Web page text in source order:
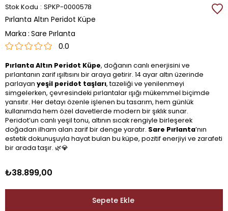
Stok Kodu SPKP-0000578
Pırlanta Altın Peridot Küpe
Marka : Sare Pırlanta
0.0
Pırlanta Altın Peridot Küpe, doğanın canlı enerjisini ve
pırlantanın zarif ışıltısını bir araya getirir. 14 ayar altın üzerinde
parlayan yeşil peridot taşları, tazeliği ve yenilenmeyi
simgelerken, çevresindeki pırlantalar ışığı mükemmel biçimde
yansıtır. Her detayı özenle işlenen bu tasarım, hem günlük
kullanımda hem özel davetlerde modern bir şıklık sunar.
Peridot’un canlı yeşil tonu, altının sıcak rengiyle birleşerek
doğadan ilham alan zarif bir denge yaratır. Sare Pırlanta’nın
estetik dokunuşuyla hayat bulan bu küpe, pozitif enerjiyi ve zarafeti
bir arada taşır. 🌿💎
₺38.899,00